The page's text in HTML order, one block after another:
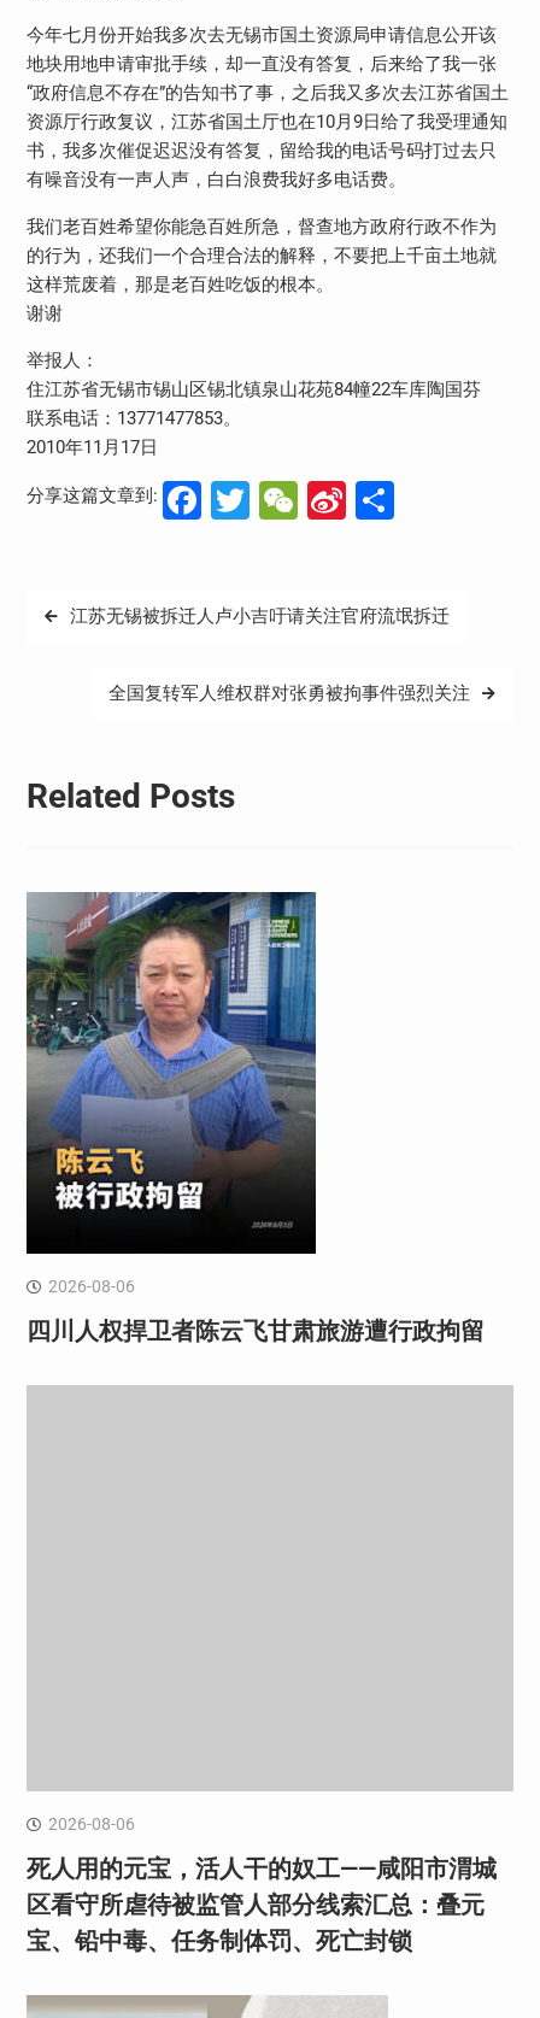
今年七月份开始我多次去无锡市国土资源局申请信息公开该
地块用地申请审批手续，却一直没有答复，后来给了我一张
“政府信息不存在”的告知书了事，之后我又多次去江苏省国土
资源厅行政复议，江苏省国土厅也在10月9日给了我受理通知
书，我多次催促迟迟没有答复，留给我的电话号码打过去只
有噪音没有一声人声，白白浪费我好多电话费。
我们老百姓希望你能急百姓所急，督查地方政府行政不作为
的行为，还我们一个合理合法的解释，不要把上千亩土地就
这样荒废着，那是老百姓吃饭的根本。
谢谢
举报人：
住江苏省无锡市锡山区锡北镇泉山花苑84幢22车库陶国芬
联系电话：13771477853。
2010年11月17日
分享这篇文章到: Facebook
Twitter
WeChat
Sina分
文
江苏无锡被拆迁人卢小吉吁请关注官府流氓拆迁
全国复转军人维权群对张勇被拘事件强烈关注
Related Posts
2026-08-06
四川人权捍卫者陈云飞甘肃旅游遭行政拘留
2026-08-06
死人用的元宝，活人干的奴工——咸阳市渭城
区看守所虐待被监管人部分线索汇总：叠元
宝、铅中毒、任务制体罚、死亡封锁